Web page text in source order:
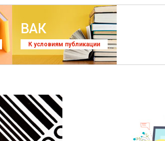
ВАК
К условиям публикации